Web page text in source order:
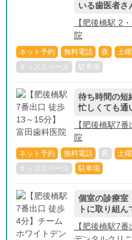
いる歯医者さ
【肥後橋駅 2
院
ネット予約 無料電話 夜 土曜
キッズスペース
駐車場
待ち時間の短
忙しくても通
【肥後橋駅7
院
ネット予約 無料電話 夜 土曜
キッズスペース
駐車場
個室の診療室
トに取り組
【肥後橋駅7